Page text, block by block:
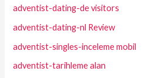
adventist-dating-de visitors
adventist-dating-nl Review
adventist-singles-inceleme mobil
adventist-tarihleme alan